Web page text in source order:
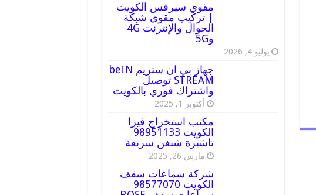
مقوي سيرفس الكويت
| تركيب مقوي شبكة
الجوال والإنترنت 4G
و5G
يوليو 4, 2026
جهاز بي ان ستريم beIN
STREAM توصيل
واشتراك فوري بالكويت
أكتوبر 1, 2025
مكتب استخراج فيزا
الكويت 98951133
تاشيرة شنغن سريعة
مارس 26, 2025
شركة سماعات سقف
الكويت 98577070